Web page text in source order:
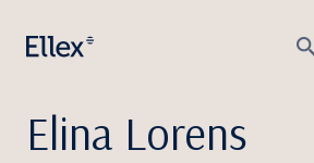
Elina Lorens